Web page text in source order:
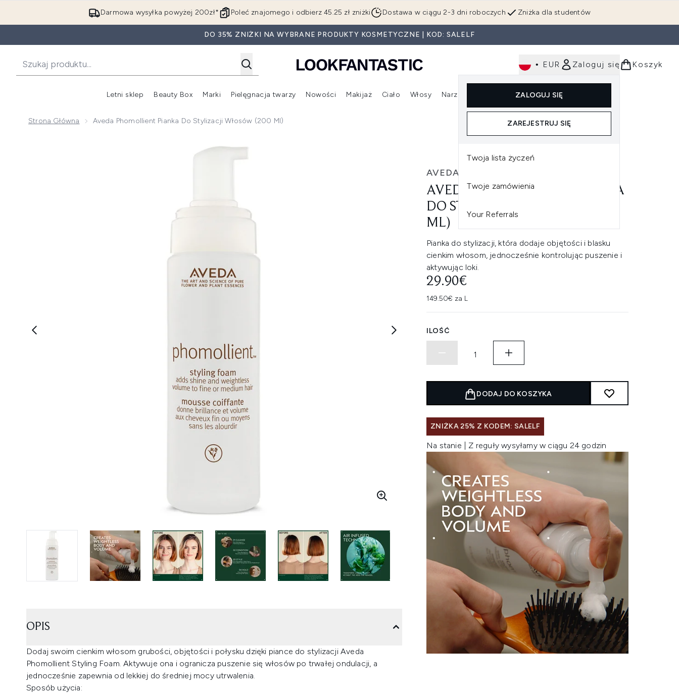
Przejdź do głównej treści
Darmowa wysyłka powyżej 200zł* Zniżka dla studentów
Poleć znajomego i odbierz 45.25 zł zniżki Dostawa w ciągu 2-3 dni roboczych
DO 35% ZNIŻKI NA WYBRANE PRODUKTY KOSMETYCZNE | KOD: SALELF
• EUR Zaloguj się
ZALOGUJ SIĘ
ZAREJESTRUJ SIĘ
Twoja lista życzeń
Twoje zamówienia
Your Referrals
Koszyk
Letni sklep Beauty Box
Wejdź do podmenu (Beauty Box)
Marki
Wejdź do podmenu (Marki)
Pielęgnacja twarzy
Wejdź do podmenu (Pielęgnacja twarzy)
Nowości
Wejdź do podmenu (Nowości)
Makijaż
Wejdź do podmenu (Makijaż)
Ciało Włosy
Wejdź do podmenu (Włosy)
Narzędzia
Wejdź do podmenu (Narzędzia)
Dla mężczyzn
Strona Główna Aveda Phomollient Pianka Do Stylizacji Włosów (200 Ml)
Now showing image 1 Aveda Phomollient pianka do stylizacji włosów (200 ml)
AVEDA
AVEDA PHOMOLLIENT PIANKA
DO STYLIZACJI WŁOSÓW (200
ML)
Pianka do stylizacji, która dodaje objętości i blasku
cienkim włosom, jednocześnie kontrolując puszenie i
aktywując loki.
29.90€
149.50€ za L
ILOŚĆ
DODAJ DO KOSZYKA
ZNIŻKA 25% Z KODEM: SALELF
Na stanie | Z reguły wysyłamy w ciągu 24 godzin
OPIS
Dodaj swoim cienkim włosom grubości, objętości i połysku dzięki piance do stylizacji Aveda
Phomollient Styling Foam. Aktywuje ona i ogranicza puszenie się włosów po trwałej ondulacji, a
jednocześnie zapewnia od lekkiej do średniej mocy utrwalenia.
Sposób użycia: